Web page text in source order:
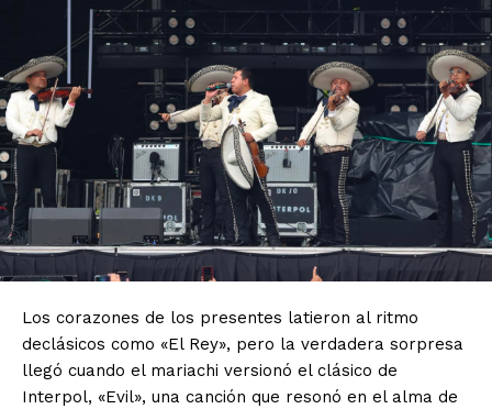
Los corazones de los presentes latieron al ritmo
declásicos como «El Rey», pero la verdadera sorpresa
llegó cuando el mariachi versionó el clásico de
Interpol, «Evil», una canción que resonó en el alma de